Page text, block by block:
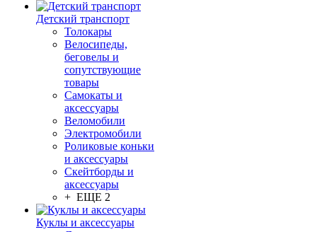
Детский транспорт
Толокары
Велосипеды,
беговелы и
сопутствующие
товары
Самокаты и
аксессуары
Веломобили
Электромобили
Роликовые коньки
и аксессуары
Скейтборды и
аксессуары
+ ЕЩЕ 2
Куклы и аксессуары